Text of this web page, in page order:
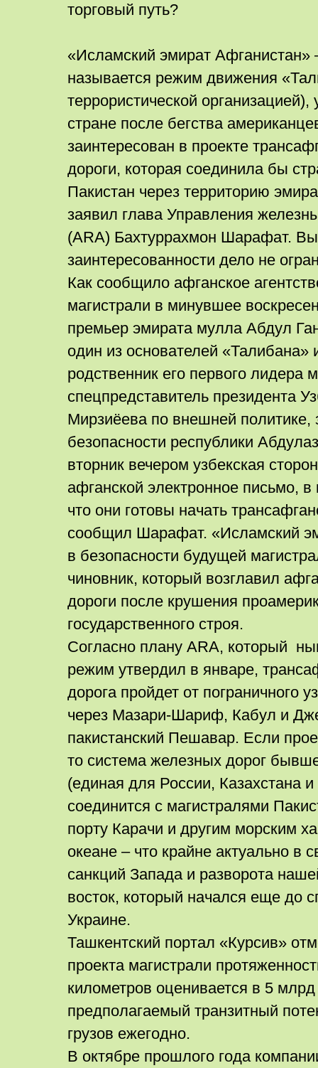
торговый путь?
«Исламский эмират Афганистан»
называется режим движения
террористической
стране после бегства
заинтересован в проекте
дороги, которая соединила бы
Пакистан через территорию
заявил глава Управления
(ARA) Бахтуррахмон Шарафат.
заинтересованности дело не
Как сообщило афганское
магистрали в минувшее
премьер эмирата мулла Абдул
один из основателей «Талибана»
родственник его первого
спецпредставитель президента
Мирзиёева по внешней политике,
безопасности республики
вторник вечером узбекская
афганской электронное письмо, в
что они готовы начать
сообщил Шарафат. «Исламский
в безопасности будущей
чиновник, который возглавил
дороги после крушения
государственного строя.
Согласно плану ARA, который
режим утвердил в январе,
дорога пройдет от пограничного
через Мазари-Шариф, Кабул и
пакистанский Пешавар. Если
то система железных дорог
(единая для России, Казахстана
соединится с магистралями
порту Карачи и другим морским
океане – что крайне актуально в
санкций Запада и разворота
восток, который начался еще до
Украине.
Ташкентский портал «Курсив»
проекта магистрали
километров оценивается в 5
предполагаемый транзитный
грузов ежегодно.
В октябре прошлого года